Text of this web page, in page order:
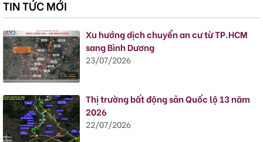
TIN TỨC MỚI
Xu hướng dịch chuyển an cư từ TP.HCM
sang Bình Dương
23/07/2026
Thị trường bất động sản Quốc lộ 13 năm
2026
22/07/2026